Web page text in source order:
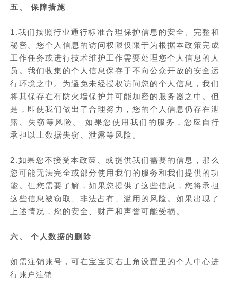
五、 保障措施
1.我们按照行业通行标准合理保护信息的安全、完整和
秘密。您个人信息的访问权限仅限于为根据本政策完成
工作任务或进行技术维护工作需要处理您个人信息的人
员。我们收集的个人信息保存于不向公众开放的安全运
行环境之中。为避免未经授权访问您的个人信息，我们
将其保存在有防火墙保护并可能加密的服务器之中。但
是，即使我们做出了合理努力，您的个人信息仍存在泄
露、失窃等风险。 如果您使用我们的服务，您应自行
承担以上数据失窃、泄露等风险。
2.如果您不接受本政策、或提供我们需要的信息，那么
您可能无法完全或部分使用我们的服务和我们提供的功
能。但您需要了解，如果您提供了这些信息，您将承担
这些信息被窃取、非法占有、滥用的风险。如果出现了
上述情况，您的安全、财产和声誉可能受损。
六、 个人数据的删除
如需注销账号，可在宝宝页右上角设置里的个人中心进
行账户注销